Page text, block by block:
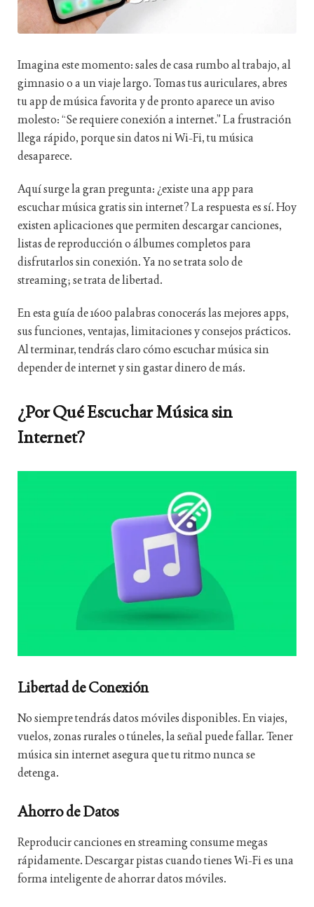
Imagina este momento: sales de casa rumbo al trabajo, al
gimnasio o a un viaje largo. Tomas tus auriculares, abres
tu app de música favorita y de pronto aparece un aviso
molesto:“Se requiere conexión a internet.”La frustración
llega rápido, porque sin datos ni Wi-Fi, tu música
desaparece.
Aquí surge la gran pregunta: ¿existe una app para
escuchar música gratis sin internet?La respuesta es sí. Hoy
existen aplicaciones que permiten descargar canciones,
listas de reproducción o álbumes completos para
disfrutarlos sin conexión. Ya no se trata solo de
streaming; se trata de libertad.
En esta guía de 1600 palabras conocerás las mejores apps,
sus funciones, ventajas, limitaciones y consejos prácticos.
Al terminar, tendrás claro cómo escuchar música sin
depender de internet y sin gastar dinero de más.
¿Por Qué Escuchar Música sin
Internet?
Libertad de Conexión
No siempre tendrás datos móviles disponibles. En viajes,
vuelos, zonas rurales o túneles, la señal puede fallar. Tener
música sin internet asegura que tu ritmo nunca se
detenga.
Ahorro de Datos
Reproducir canciones en streaming consume megas
rápidamente. Descargar pistas cuando tienes Wi-Fi es una
forma inteligente de ahorrar datos móviles.